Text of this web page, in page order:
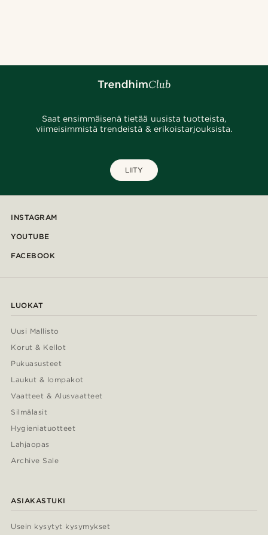
Saat ensimmäisenä tietää uusista tuotteista,
viimeisimmistä trendeistä & erikoistarjouksista.
LIITY
INSTAGRAM
YOUTUBE
FACEBOOK
LUOKAT
Uusi Mallisto
Korut & Kellot
Pukuasusteet
Laukut & lompakot
Vaatteet & Alusvaatteet
Silmälasit
Hygieniatuotteet
Lahjaopas
Archive Sale
ASIAKASTUKI
Usein kysytyt kysymykset